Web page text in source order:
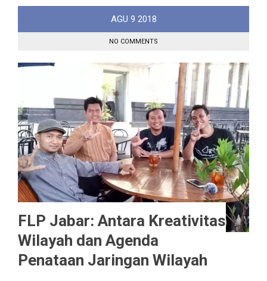
AGU 9 2018
NO COMMENTS
FLP Jabar: Antara Kreativitas
Wilayah dan Agenda
Penataan Jaringan Wilayah